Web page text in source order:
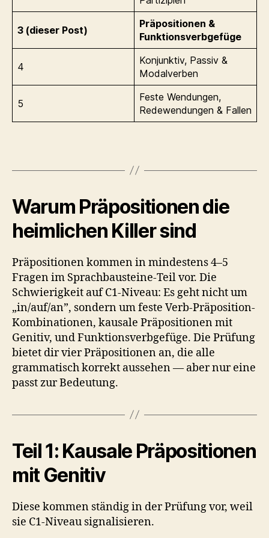
3 (dieser Post)
Präpositionen &
Funktionsverbgefüge
4
Konjunktiv, Passiv &
Modalverben
5
Feste Wendungen,
Redewendungen & Fallen
Warum Präpositionen die
heimlichen Killer sind
Präpositionen kommen in mindestens 4–5
Fragen im Sprachbausteine-Teil vor. Die
Schwierigkeit auf C1-Niveau: Es geht nicht um
„in/auf/an”, sondern um feste Verb-Präposition-
Kombinationen, kausale Präpositionen mit
Genitiv, und Funktionsverbgefüge. Die Prüfung
bietet dir vier Präpositionen an, die alle
grammatisch korrekt aussehen — aber nur eine
passt zur Bedeutung.
Teil 1: Kausale Präpositionen
mit Genitiv
Diese kommen ständig in der Prüfung vor, weil
sie C1-Niveau signalisieren.